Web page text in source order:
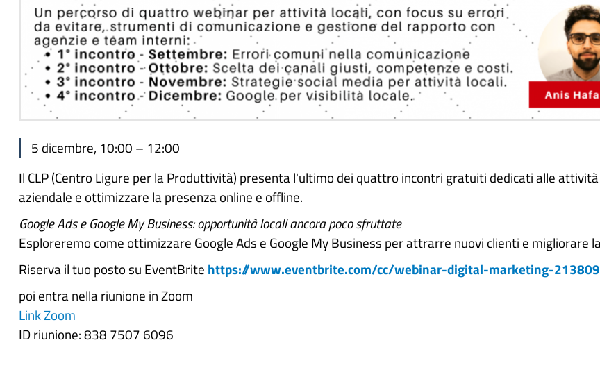
5 dicembre, 10:00 – 12:00
Il CLP (Centro Ligure per la Produttività) presenta l'ultimo dei quattro incontri gratuiti dedicati alle
aziendale e ottimizzare la presenza online e offline.
Google Ads e Google My Business: opportunità locali ancora poco sfruttate
Esploreremo come ottimizzare Google Ads e Google My Business per attrarre nuovi clienti e migliorare
Riserva il tuo posto su EventBrite https://www.eventbrite.com/cc/webinar-digital-marketing-213809
poi entra nella riunione in Zoom
Link Zoom
ID riunione: 838 7507 6096